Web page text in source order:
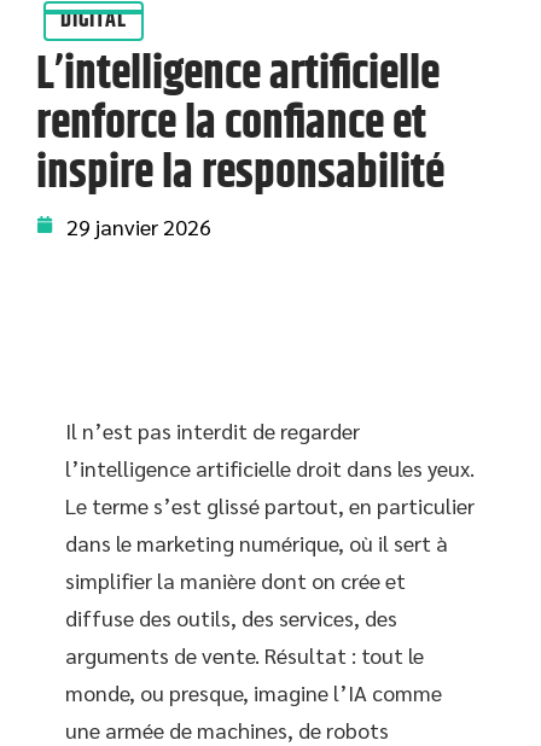
DIGITAL
L’intelligence artificielle
renforce la confiance et
inspire la responsabilité
29 janvier 2026
Il n’est pas interdit de regarder
l’intelligence artificielle droit dans les yeux.
Le terme s’est glissé partout, en particulier
dans le marketing numérique, où il sert à
simplifier la manière dont on crée et
diffuse des outils, des services, des
arguments de vente. Résultat : tout le
monde, ou presque, imagine l’IA comme
une armée de machines, de robots